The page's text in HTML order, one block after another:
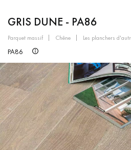
LES RECHERCHES LES
PARQUET MASSIF
SOL PLAQUÉ BOIS VERITABLES
PARQUET EN BOIS EXOTIQUE
PARQUET HUILÉ
GRIS DUNE - PA86
parquet massif chêne les planchers
PA86